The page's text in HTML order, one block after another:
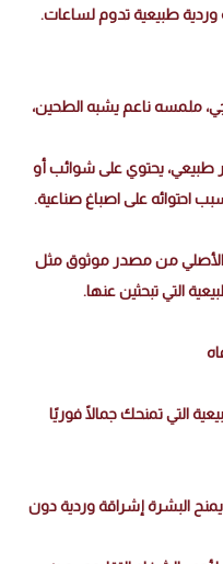
وردية طبيعية تدوم لساعات.
ملمسه ناعم يشبه الطحين،
طبيعي، يحتوي على شوائب أو
احتوائه على اصباغ صناعية.
الأصلي من مصدر موثوق مثل
التي تبحثين عنها.
التي تمنحك جمالًا فوريًا
البشرة إشراقة وردية دون